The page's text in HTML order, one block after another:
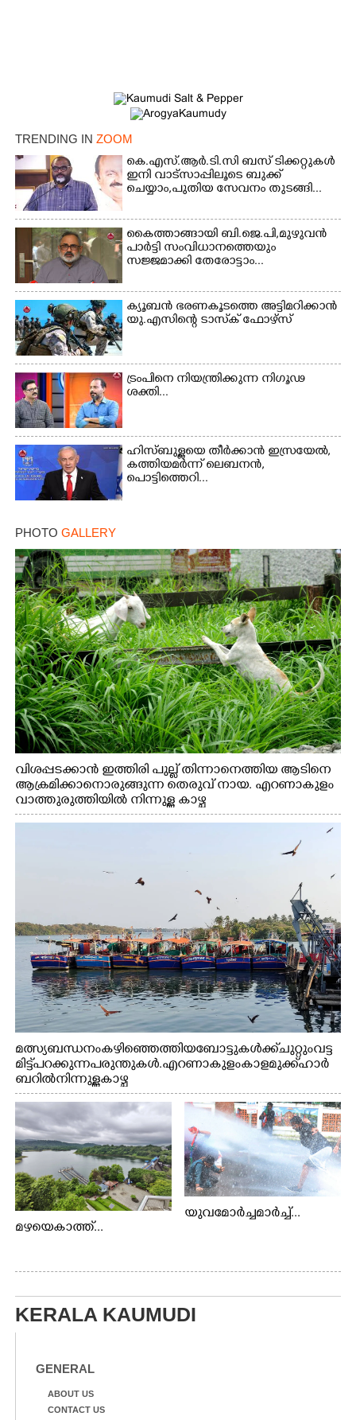
TRENDING IN ZOOM
കെ.എസ്.ആർ.ടി.സി ബസ് ടിക്കറ്റുകൾ
ഇനി വാട്സാപ്പിലൂടെ ബുക്ക്
ചെയ്യാം,പുതിയ സേവനം തുടങ്ങി...
കൈത്താങ്ങായി ബി.ജെ.പി,മുഴുവൻ
പാർട്ടി സംവിധാനത്തെയും
സജ്ജമാക്കി തേരോട്ടാം...
ക്യൂബൻ ഭരണകൂടത്തെ അട്ടിമറിക്കാൻ
യു.എസിന്റെ ടാസ്‌ക് ഫോഴ്സ്
ട്രംപിനെ നിയന്ത്രിക്കുന്ന നിഗൂഢ
ശക്തി...
ഹിസ്ബുള്ളയെ തീർക്കാൻ ഇസ്രയേൽ,
കത്തിയമർന്ന് ലെബനൻ,
പൊട്ടിത്തെറി...
PHOTO GALLERY
വിശപ്പടക്കാൻ ഇത്തിരി പുല്ല് തിന്നാനെത്തിയ ആടിനെ
ആക്രമിക്കാനൊരുങ്ങുന്ന തെരുവ് നായ. എറണാകുളം
വാത്തുരുത്തിയിൽ നിന്നുള്ള കാഴ്ച
മത്സ്യബന്ധനം കഴിഞ്ഞെത്തിയ ബോട്ടുകൾക്ക് ചുറ്റും വട്ട
മിട്ട് പറക്കുന്ന പരുന്തുകൾ. എറണാകുളം കാളമുക്ക് ഹാർ
ബറിൽ നിന്നുള്ള കാഴ്ച
മഴയെകാത്ത്...
യുവമോർച്ചമാർച്ച്...
KERALA KAUMUDI
GENERAL
ABOUT US
CONTACT US
×
Copy Link